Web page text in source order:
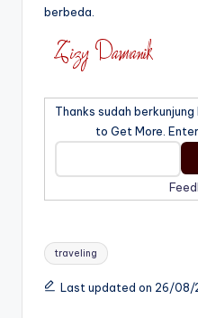
berbeda.
Thanks sudah
to Get More.
Tags:
traveling
Last updated on 26/08/